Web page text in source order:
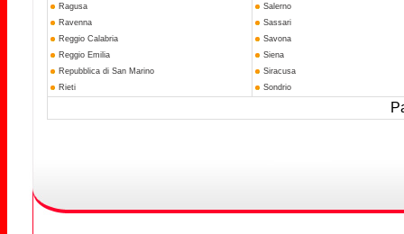
Ragusa
Ravenna
Reggio Calabria
Reggio Emilia
Repubblica di San Marino
Rieti
Salerno
Sassari
Savona
Siena
Siracusa
Sondrio